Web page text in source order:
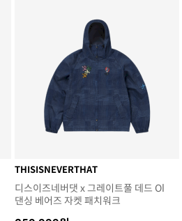
THISISNEVERTHAT
디스이즈네버댓 x 그레이트풀 데드 Ol
댄싱 베어즈 자켓 패치워크